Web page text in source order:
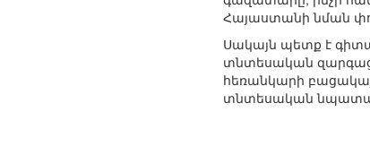
Հայաստանի նման
Սակայն պետք է
տնտեսական
հեռանկարի
տնտեսական